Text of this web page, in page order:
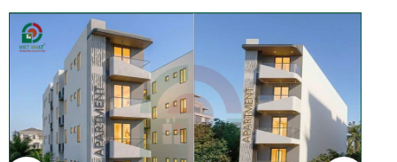
Thép Râu Tường – Kinh Nghiệm Thi
Công Chuẩn Kỹ...
10 Vị Trí Nên Xây Gạch Đinh – Chủ
Đầu...